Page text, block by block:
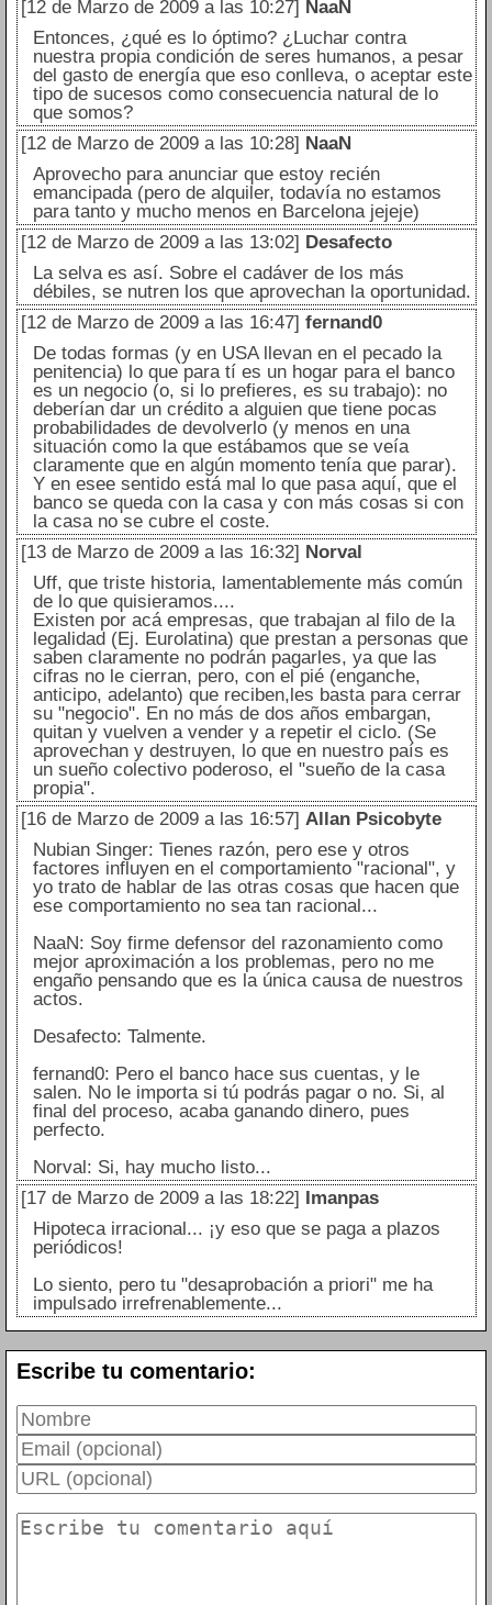
[12 de Marzo de 2009 a las 10:27] NaaN
Entonces, ¿qué es lo óptimo? ¿Luchar contra
nuestra propia condición de seres humanos, a pesar
del gasto de energía que eso conlleva, o aceptar este
tipo de sucesos como consecuencia natural de lo
que somos?
[12 de Marzo de 2009 a las 10:28] NaaN
Aprovecho para anunciar que estoy recién
emancipada (pero de alquiler, todavía no estamos
para tanto y mucho menos en Barcelona jejeje)
[12 de Marzo de 2009 a las 13:02] Desafecto
La selva es así. Sobre el cadáver de los más
débiles, se nutren los que aprovechan la oportunidad.
[12 de Marzo de 2009 a las 16:47] fernand0
De todas formas (y en USA llevan en el pecado la
penitencia) lo que para tí es un hogar para el banco
es un negocio (o, si lo prefieres, es su trabajo): no
deberían dar un crédito a alguien que tiene pocas
probabilidades de devolverlo (y menos en una
situación como la que estábamos que se veía
claramente que en algún momento tenía que parar).
Y en esee sentido está mal lo que pasa aquí, que el
banco se queda con la casa y con más cosas si con
la casa no se cubre el coste.
[13 de Marzo de 2009 a las 16:32] Norval
Uff, que triste historia, lamentablemente más común
de lo que quisieramos....
Existen por acá empresas, que trabajan al filo de la
legalidad (Ej. Eurolatina) que prestan a personas que
saben claramente no podrán pagarles, ya que las
cifras no le cierran, pero, con el pié (enganche,
anticipo, adelanto) que reciben,les basta para cerrar
su "negocio". En no más de dos años embargan,
quitan y vuelven a vender y a repetir el ciclo. (Se
aprovechan y destruyen, lo que en nuestro país es
un sueño colectivo poderoso, el "sueño de la casa
propia".
[16 de Marzo de 2009 a las 16:57] Allan Psicobyte
Nubian Singer: Tienes razón, pero ese y otros
factores influyen en el comportamiento "racional", y
yo trato de hablar de las otras cosas que hacen que
ese comportamiento no sea tan racional...
NaaN: Soy firme defensor del razonamiento como
mejor aproximación a los problemas, pero no me
engaño pensando que es la única causa de nuestros
actos.
Desafecto: Talmente.
fernand0: Pero el banco hace sus cuentas, y le
salen. No le importa si tú podrás pagar o no. Si, al
final del proceso, acaba ganando dinero, pues
perfecto.
Norval: Si, hay mucho listo...
[17 de Marzo de 2009 a las 18:22]
Imanpas
Hipoteca irracional... ¡y eso que se paga a plazos
periódicos!
Lo siento, pero tu "desaprobación a priori" me ha
impulsado irrefrenablemente...
Escribe tu comentario: